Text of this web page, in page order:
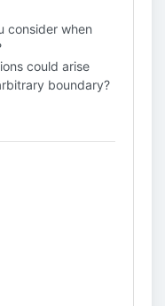
consider when
could arise
boundary?